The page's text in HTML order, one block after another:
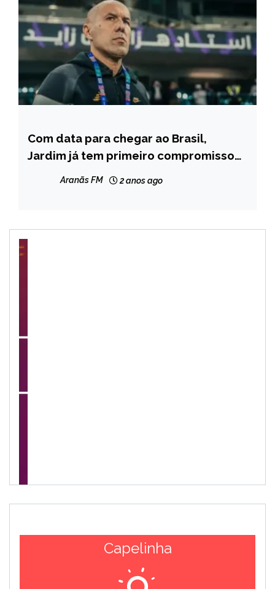
ESPORTES
NOTÍCIAS
Com data para chegar ao Brasil,
Jardim já tem primeiro compromisso
Aranãs FM 2 anos ago
Capelinha